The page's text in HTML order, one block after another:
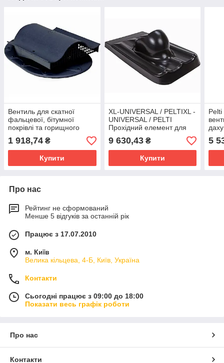
Вентиль для скатної
фальцевої, бітумної
покрівлі та горищного
приміщення. Classic KTV
1 918,74 ₴
Купити
XL-UNIVERSAL / PELTIXL -
UNIVERSAL / PELTI
Прохідний елемент для
труби вентиляції DN160-
250мм на дах із будь-якої
черепиці
9 630,43₴
Купити
Pelti
або
5
Про нас
Рейтинг не сформований
Менше 5 відгуків за останній рік
Працює з 17.07.2010
м. Київ
Велика кільцева, 4-Б, Київ, Україна
Контакти
Сьогодні працює з 09:00 до 18:00
Показати весь графік роботи
Про нас
Контакти